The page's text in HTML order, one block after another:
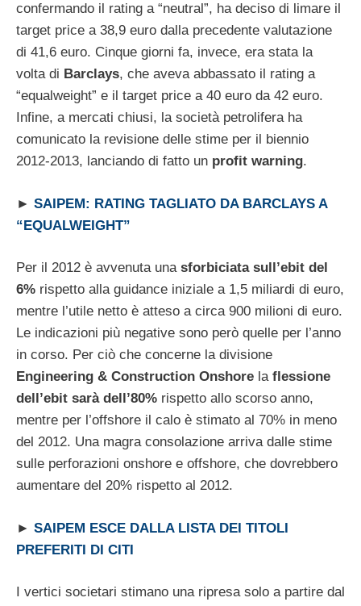
confermando il rating a “neutral”, ha deciso di limare il
target price a 38,9 euro dalla precedente valutazione
di 41,6 euro. Cinque giorni fa, invece, era stata la
volta di Barclays, che aveva abbassato il rating a
“equalweight” e il target price a 40 euro da 42 euro.
Infine, a mercati chiusi, la società petrolifera ha
comunicato la revisione delle stime per il biennio
2012-2013, lanciando di fatto un profit warning.
► SAIPEM: RATING TAGLIATO DA BARCLAYS A
“EQUALWEIGHT”
Per il 2012 è avvenuta una sforbiciata sull’ebit del
6% rispetto alla guidance iniziale a 1,5 miliardi di euro,
mentre l’utile netto è atteso a circa 900 milioni di euro.
Le indicazioni più negative sono però quelle per l’anno
in corso. Per ciò che concerne la divisione
Engineering & Construction Onshore la flessione
dell’ebit sarà dell’80% rispetto allo scorso anno,
mentre per l’offshore il calo è stimato al 70% in meno
del 2012. Una magra consolazione arriva dalle stime
sulle perforazioni onshore e offshore, che dovrebbero
aumentare del 20% rispetto al 2012.
► SAIPEM ESCE DALLA LISTA DEI TITOLI
PREFERITI DI CITI
I vertici societari stimano una ripresa solo a partire dal